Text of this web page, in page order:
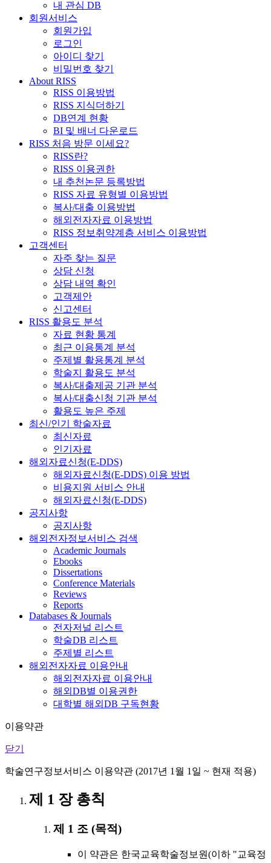
내 관심 DB
회원서비스
회원가입
로그인
아이디 찾기
비밀번호 찾기
About RISS
RISS 이용방법
RISS 지식더하기
DB연계 현황
BI 및 배너 다운로드
RISS 처음 방문 이세요?
RISS란?
RISS 이용권한
내 추천논문 등록방법
RISS 자료 유형별 이용방법
복사/대출 이용방법
해외전자자료 이용방법
RISS 정보취약계층 서비스 이용방법
고객센터
자주 찾는 질문
상담 신청
상담 내역 확인
고객제안
신고센터
RISS 활용도 분석
자료 현황 통계
최근 이용통계 분석
주제별 활용통계 분석
학술지 활용도 분석
복사/대출제공 기관 분석
복사/대출신청 기관 분석
활용도 높은 주제
최신/인기 학술자료
최신자료
인기자료
해외자료신청(E-DDS)
해외자료신청(E-DDS) 이용 방법
비용지원 서비스 안내
해외자료신청(E-DDS)
공지사항
공지사항
해외전자정보서비스 검색
Academic Journals
Ebooks
Dissertations
Conference Materials
Reviews
Reports
Databases & Journals
전자저널 리스트
학술DB 리스트
주제별 리스트
해외전자자료 이용안내
해외전자자료 이용안내
해외DB별 이용권한
대학별 해외DB 구독현황
이용약관
닫기
학술연구정보서비스 이용약관 (2017년 1월 1일 ~ 현재 적용)
제 1 장 총칙
제 1 조 (목적)
이 약관은 한국교육학술정보원(이하 "교육정